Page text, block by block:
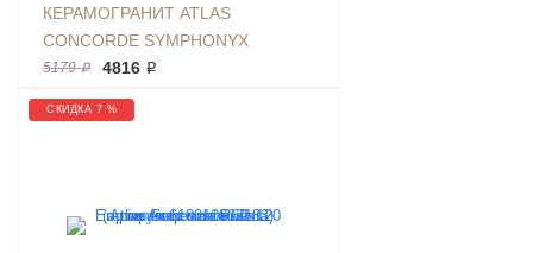
КЕРАМОГРАНИТ ATLAS
CONCORDE SYMPHONYX
CASHMERE 60Х120 КАМЕНЬ
КОРИЧНЕВЫЙ ПОЛИРОВАННЫЙ
5179 ₽ 4816 ₽
СКИДКА 7 %